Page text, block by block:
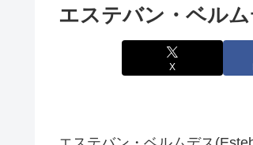
エステバン・ベル
X